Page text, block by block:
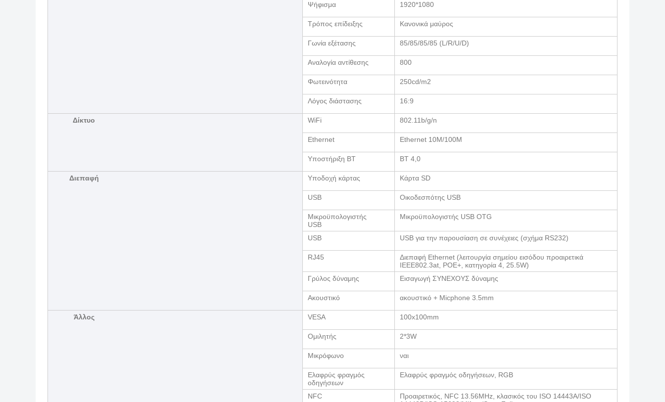
Ψήφισμα 1920*1080
Τρόπος επίδειξης Κανονικά μαύρος
Γωνία εξέτασης 85/85/85/85 (L/R/U/D)
Αναλογία αντίθεσης 800
Φωτεινότητα 250cd/m2
Λόγος διάστασης 16:9
Δίκτυο WiFi 802.11b/g/n
Ethernet Ethernet 10M/100M
Υποστήριξη BT BT 4,0
Διεπαφή Υποδοχή κάρτας Κάρτα SD
USB Οικοδεσπότης USB
Μικροϋπολογιστής
USB
Μικροϋπολογιστής USB OTG
USB USB για την παρουσίαση σε συνέχειες (σχήμα RS232)
RJ45
Διεπαφή Ethernet (λειτουργία σημείου εισόδου προαιρετικά
IEEE802.3at, POE+, κατηγορία 4, 25.5W)
Γρύλος δύναμης
Εισαγωγή ΣΥΝΕΧΟΥΣ δύναμης
Ακουστικό ακουστικό + Micphone 3.5mm
Άλλος VESA 100x100mm
Ομιλητής 2*3W
Μικρόφωνο ναι
Ελαφρύς φραγμός
οδηγήσεων
Ελαφρύς φραγμός οδηγήσεων, RGB
NFC
Προαιρετικός, NFC 13.56MHz, κλασικός του ISO 14443A/ISO